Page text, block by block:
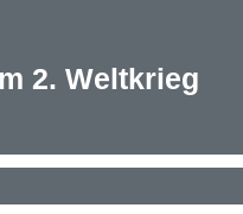
2. Weltkrieg